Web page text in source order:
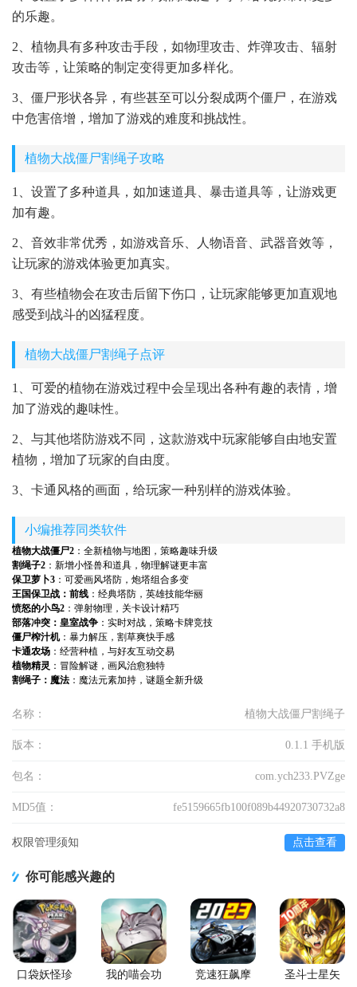
的乐趣。
2、植物具有多种攻击手段，如物理攻击、炸弹攻击、辐射
攻击等，让策略的制定变得更加多样化。
3、僵尸形状各异，有些甚至可以分裂成两个僵尸，在游戏
中危害倍增，增加了游戏的难度和挑战性。
植物大战僵尸割绳子攻略
1、设置了多种道具，如加速道具、暴击道具等，让游戏更
加有趣。
2、音效非常优秀，如游戏音乐、人物语音、武器音效等，
让玩家的游戏体验更加真实。
3、有些植物会在攻击后留下伤口，让玩家能够更加直观地
感受到战斗的凶猛程度。
植物大战僵尸割绳子点评
1、可爱的植物在游戏过程中会呈现出各种有趣的表情，增
加了游戏的趣味性。
2、与其他塔防游戏不同，这款游戏中玩家能够自由地安置
植物，增加了玩家的自由度。
3、卡通风格的画面，给玩家一种别样的游戏体验。
小编推荐同类软件
植物大战僵尸2 ：全新植物与地图，策略趣味升级
割绳子2 ：新增小怪兽和道具，物理解谜更丰富
保卫萝卜3 ：可爱画风塔防，炮塔组合多变
王国保卫战：前线 ：经典塔防，英雄技能华丽
愤怒的小鸟2 ：弹射物理，关卡设计精巧
部落冲突：皇室战争 ：实时对战，策略卡牌竞技
僵尸榨汁机：暴力解压，割草爽快手感
卡通农场 ：经营种植，与好友互动交易
植物精灵 ：冒险解谜，画风治愈独特
割绳子：魔法 ：魔法元素加持，谜题全新升级
名称： 植物大战僵尸割绳子
版本： 0.1.1 手机版
包名： com.ych233.PVZge
MD5值： fe5159665fb100f089b44920730732a8
权限管理须知 点击查看
你可能感兴趣的
口袋妖怪珍
我的喵会功
竞速狂飙摩
圣斗士星矢